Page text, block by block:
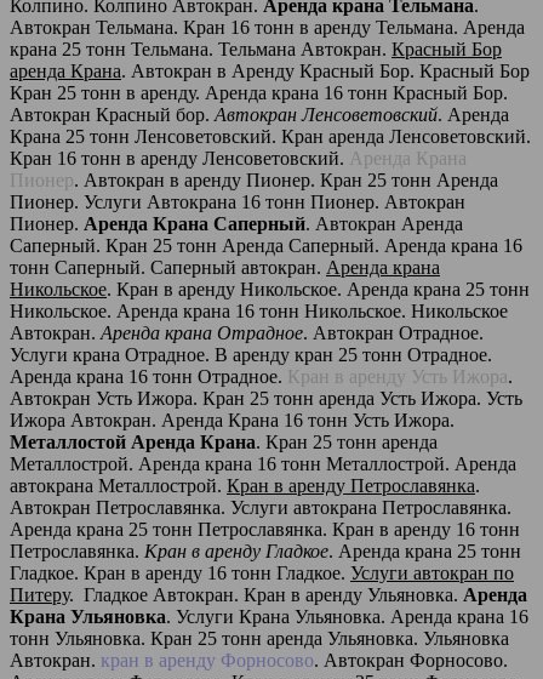
Колпино. Колпино Автокран. Аренда крана Тельмана.
Автокран Тельмана. Кран 16 тонн в аренду Тельмана. Аренда
крана 25 тонн Тельмана. Тельмана Автокран. Красный Бор
аренда Крана. Автокран в Аренду Красный Бор. Красный Бор
Кран 25 тонн в аренду. Аренда крана 16 тонн Красный Бор.
Автокран Красный бор. Автокран Ленсоветовский. Аренда
Крана 25 тонн Ленсоветовский. Кран аренда Ленсоветовский.
Кран 16 тонн в аренду Ленсоветовский. Аренда Крана
Пионер. Автокран в аренду Пионер. Кран 25 тонн Аренда
Пионер. Услуги Автокрана 16 тонн Пионер. Автокран
Пионер. Аренда Крана Саперный. Автокран Аренда
Саперный. Кран 25 тонн Аренда Саперный. Аренда крана 16
тонн Саперный. Саперный автокран. Аренда крана
Никольское. Кран в аренду Никольское. Аренда крана 25 тонн
Никольское. Аренда крана 16 тонн Никольское. Никольское
Автокран. Аренда крана Отрадное. Автокран Отрадное.
Услуги крана Отрадное. В аренду кран 25 тонн Отрадное.
Аренда крана 16 тонн Отрадное. Кран в аренду Усть Ижора.
Автокран Усть Ижора. Кран 25 тонн аренда Усть Ижора. Усть
Ижора Автокран. Аренда Крана 16 тонн Усть Ижора.
Металлостой Аренда Крана. Кран 25 тонн аренда
Металлострой. Аренда крана 16 тонн Металлострой. Аренда
автокрана Металлострой. Кран в аренду Петрославянка.
Автокран Петрославянка. Услуги автокрана Петрославянка.
Аренда крана 25 тонн Петрославянка. Кран в аренду 16 тонн
Петрославянка. Кран в аренду Гладкое. Аренда крана 25 тонн
Гладкое. Кран в аренду 16 тонн Гладкое. Услуги автокран по
Питеру. Гладкое Автокран. Кран в аренду Ульяновка. Аренда
Крана Ульяновка. Услуги Крана Ульяновка. Аренда крана 16
тонн Ульяновка. Кран 25 тонн аренда Ульяновка. Ульяновка
Автокран. кран в аренду Форносово. Автокран Форносово.